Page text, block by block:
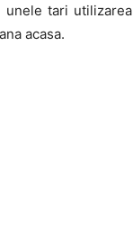
tari utilizarea
acasa.